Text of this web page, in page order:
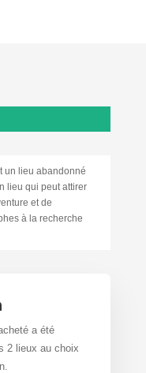
un lieu abandonné
lieu qui peut attirer
et de
à la recherche
a été
2 lieux au choix